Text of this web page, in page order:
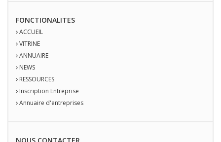
FONCTIONALITES
ACCUEIL
VITRINE
ANNUAIRE
NEWS
RESSOURCES
Inscription Entreprise
Annuaire d'entreprises